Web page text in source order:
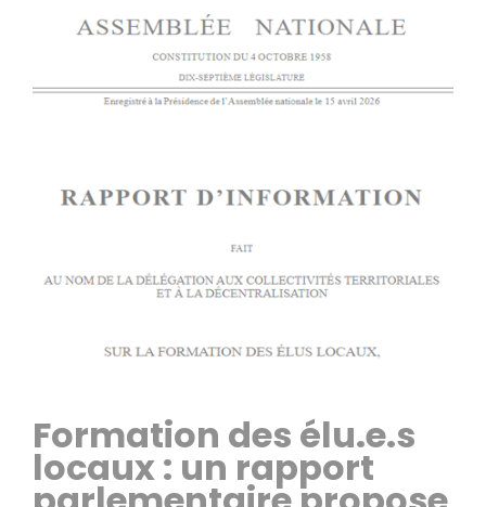
Formation des élu.e.s
locaux : un rapport